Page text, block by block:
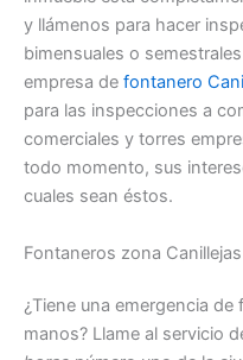
y llámenos para hacer
bimensuales o
empresa de fontanero
para las inspecciones a
comerciales y torres
todo momento, sus
cuales sean éstos.
Fontaneros zona Canillejas
¿Tiene una emergencia
manos? Llame al servicio